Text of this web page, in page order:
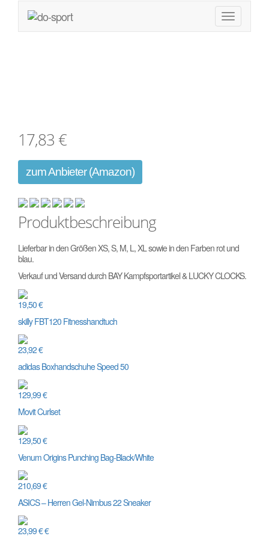
17,83 €
zum Anbieter (Amazon)
Produktbeschreibung
Lieferbar in den Größen XS, S, M, L, XL sowie in den Farben rot und
blau.
Verkauf und Versand durch BAY Kampfsportartikel & LUCKY CLOCKS.
19,50 €
skilly FBT120 Fitnesshandtuch
23,92 €
adidas Boxhandschuhe Speed 50
129,99 €
Movit Curlset
129,50 €
Venum Origins Punching Bag-Black/White
210,69 €
ASICS – Herren Gel-Nimbus 22 Sneaker
23,99 € €